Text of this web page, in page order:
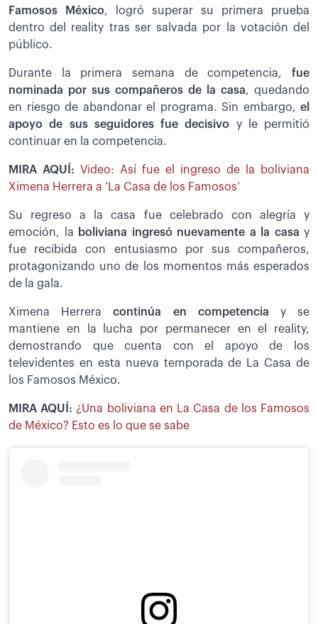
Famosos México, logró superar su primera prueba
dentro del reality tras ser salvada por la votación del
público.
Durante la primera semana de competencia, fue
nominada por sus compañeros de la casa, quedando
en riesgo de abandonar el programa. Sin embargo, el
apoyo de sus seguidores fue decisivo y le permitió
continuar en la competencia.
MIRA AQUÍ: Video: Así fue el ingreso de la boliviana
Ximena Herrera a ‘La Casa de los Famosos’
Su regreso a la casa fue celebrado con alegría y
emoción, la
boliviana ingresó nuevamente a la casa y
fue recibida con entusiasmo por sus compañeros,
protagonizando uno de los momentos más esperados
de la gala.
Ximena Herreracontinúa en competencia y se
mantiene en la lucha por permanecer en el reality,
demostrando que cuenta con el apoyo de los
televidentes en esta nueva temporada de La Casa de
los Famosos México.
MIRA AQUÍ: ¿Una boliviana en La Casa de los Famosos
de México? Esto es lo que se sabe